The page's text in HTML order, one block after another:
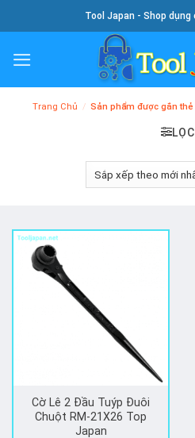
To
Content
Tool Japan - Shop dụng
Trang Chủ / Sản phẩm được gắn thẻ
LỌC
Cờ Lê 2 Đầu Tuýp Đuôi
Chuột RM-21X26 Top
Japan